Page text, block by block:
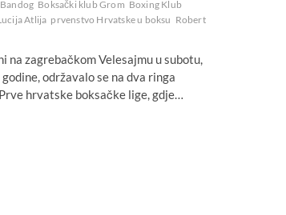
Boksački klub Grom Boxing Klub
Atlija prvenstvo Hrvatske u boksu Robert
na zagrebačkom Velesajmu u subotu,
održavalo se na dva ringa
hrvatske boksačke lige, gdje…